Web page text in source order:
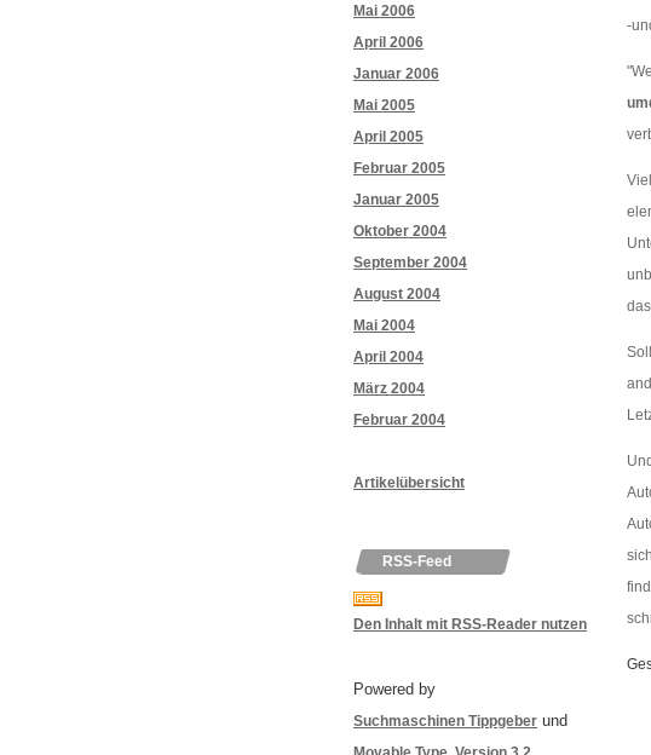
-
Mai 2006
April 2006
Januar 2006
Mai 2005
April 2005
Februar 2005
Januar 2005
Oktober 2004
September 2004
August 2004
Mai 2004
April 2004
März 2004
Februar 2004
Artikelübersicht
RSS-Feed
Den Inhalt mit RSS-Reader nutzen
Powered by
Suchmaschinen Tippgeber und